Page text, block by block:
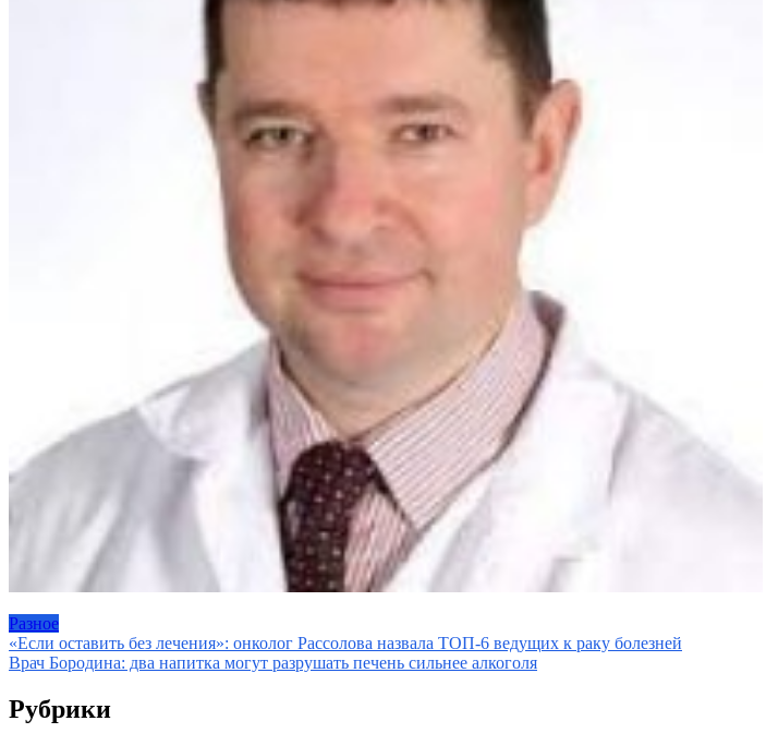
Разное
Навигация
по
записям
«Если оставить без лечения»: онколог Рассолова назвала ТОП-6 ведущих к раку болезней
Врач Бородина: два напитка могут разрушать печень сильнее алкоголя
Рубрики